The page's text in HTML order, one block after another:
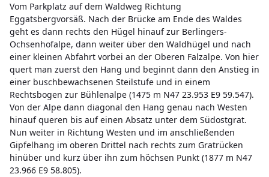
Vom Parkplatz auf dem Waldweg Richtung
Eggatsbergvorsäß. Nach der Brücke am Ende des Waldes
geht es dann rechts den Hügel hinauf zur Berlingers-
Ochsenhofalpe, dann weiter über den Waldhügel und nach
einer kleinen Abfahrt vorbei an der Oberen Falzalpe. Von hier
quert man zuerst den Hang und beginnt dann den Anstieg in
einer buschbewachsenen Steilstufe und in einem
Rechtsbogen zur Bühlenalpe (1475 m N47 23.953 E9 59.547).
Von der Alpe dann diagonal den Hang genau nach Westen
hinauf queren bis auf einen Absatz unter dem Südostgrat.
Nun weiter in Richtung Westen und im anschließenden
Gipfelhang im oberen Drittel nach rechts zum Gratrücken
hinüber und kurz über ihn zum höchsen Punkt (1877 m N47
23.966 E9 58.805).